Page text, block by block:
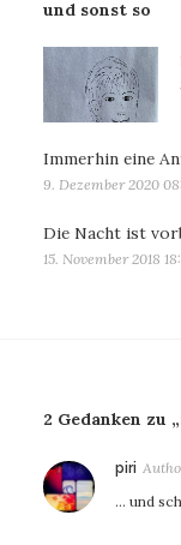
und sonst so
Immerhin eine
9. Dezember 2020
Die Nacht ist
15. November 2018
2 Gedanken zu
piri
… und